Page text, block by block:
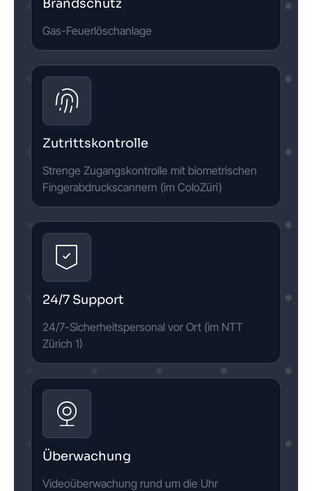
Brandschutz
Gas-Feuerlöschanlage
Zutrittskontrolle
Strenge Zugangskontrolle mit biometrischen
Fingerabdruckscannern (im ColoZüri)
24/7 Support
24/7-Sicherheitspersonal vor Ort (im NTT
Zürich 1)
Überwachung
Videoüberwachung rund um die Uhr